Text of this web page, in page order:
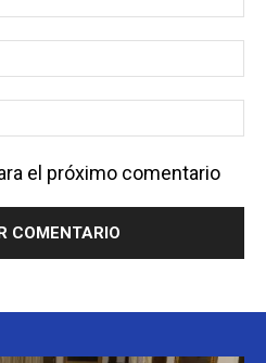
el próximo comentario